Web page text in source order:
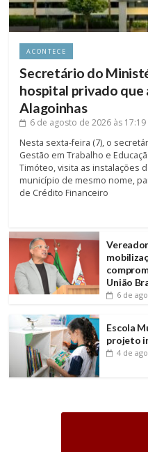
ACONTECE
Secretário do
hospital privado que
Alagoinhas
6 de agosto de 2026 às 17:19
Nesta sexta-feira (7), o
Gestão em Trabalho e
Timóteo, visita as instalações
município de mesmo nome,
de Crédito Financeiro
União
6 de
Escola
projeto
4 de